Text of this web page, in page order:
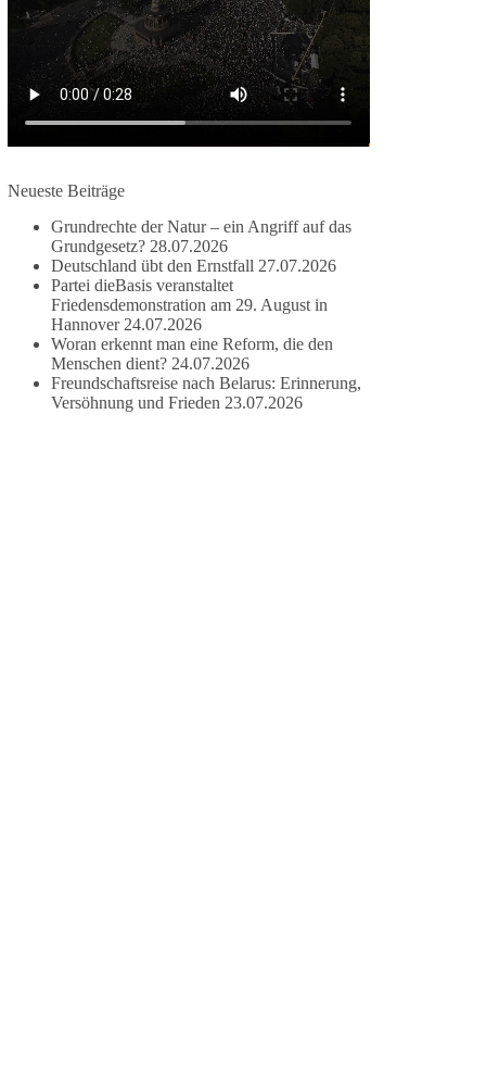
https://www.youtube.com/dieBasisSachsenAnhalt
🟩🟩🟦🟦🟥🟥🟧🟧
Like, teile und kommentiere unsere Beiträge,
damit noch mehr Menschen mitbekommen, wofür
wir stehen und warum es sich lohnt, dieBasis zu
Mehr Infos:https://diebasis-st.de/wahlprogramm/
#dieBasis #Landtagswahl #SachsenAnhalt
#DeineStimmezählt #jetztunterstützen
58 6 14 Auf Facebook ansehen
DieBasis
2 Tage(n) zuvor
Neueste Beiträge
Grundrechte der Natur – ein Angriff auf das
Grundgesetz? 28.07.2026
Deutschland übt den Ernstfall 27.07.2026
Partei dieBasis veranstaltet
Friedensdemonstration am 29. August in
Hannover 24.07.2026
Woran erkennt man eine Reform, die den
Menschen dient? 24.07.2026
Freundschaftsreise nach Belarus: Erinnerung,
Versöhnung und Frieden 23.07.2026